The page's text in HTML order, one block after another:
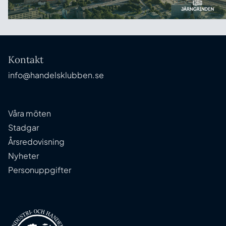
Kontakt
info@handelsklubben.se
Våra möten
Stadgar
Årsredovisning
Nyheter
Personuppgifter